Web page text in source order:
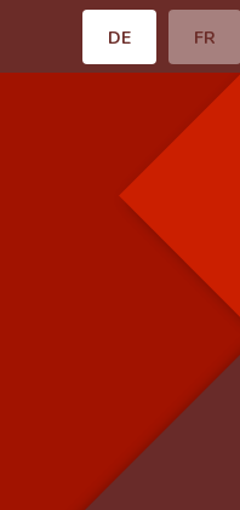
DE FR